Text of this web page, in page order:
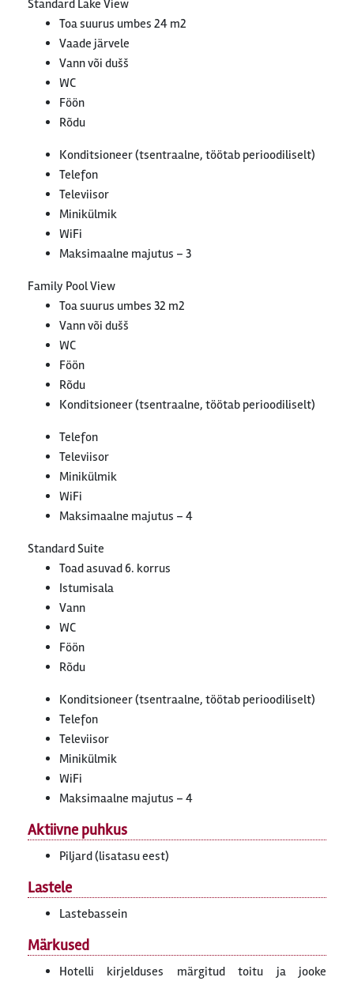
Standard Lake View
Toa suurus umbes 24 m2
Vaade järvele
Vann või dušš
WC
Föön
Rõdu
Konditsioneer (tsentraalne, töötab perioodiliselt)
Telefon
Televiisor
Minikülmik
WiFi
Maksimaalne majutus – 3
Family Pool View
Toa suurus umbes 32 m2
Vann või dušš
WC
Föön
Rõdu
Konditsioneer (tsentraalne, töötab perioodiliselt)
Telefon
Televiisor
Minikülmik
WiFi
Maksimaalne majutus – 4
Standard Suite
Toad asuvad 6. korrus
Istumisala
Vann
WC
Föön
Rõdu
Konditsioneer (tsentraalne, töötab perioodiliselt)
Telefon
Televiisor
Minikülmik
WiFi
Maksimaalne majutus – 4
Aktiivne puhkus
Piljard (lisatasu eest)
Lastele
Lastebassein
Märkused
Hotelli kirjelduses märgitud toitu ja jooke